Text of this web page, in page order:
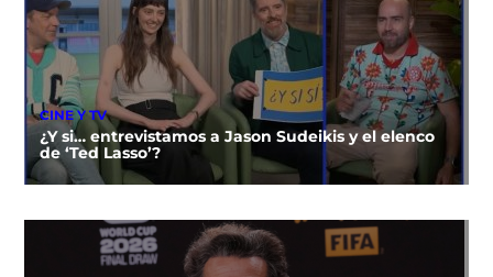
CINE Y TV
¿Y si… entrevistamos a Jason Sudeikis y el elenco
de ‘Ted Lasso’?